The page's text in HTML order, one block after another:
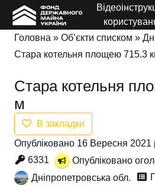
Головна » Об’єкти списком »
Стара котельня площею 715.3
Стара котельня
м
В закладки
Опубліковано 16 Вересня 2021
6331
Опубліковано
Дніпропетровська обл.